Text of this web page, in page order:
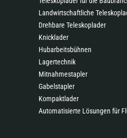
Landwirtschaftliche
Drehbare Teleskoplader
Knicklader
Hubarbeitsbühnen
Lagertechnik
Mitnahmestapler
Gabelstapler
Kompaktlader
Automatisierte Lösungen für